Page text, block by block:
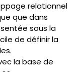
relationnel
que dans
sous la
de définir la
la base de